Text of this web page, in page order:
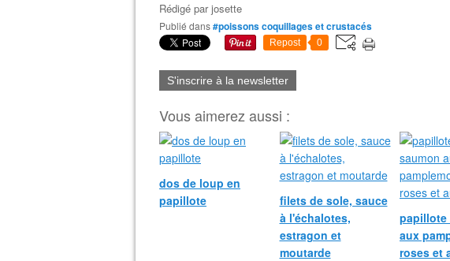
Rédigé parjosette
Publié dans#poissons coquillages et crustacés
Repost 0
S'inscrire à la newsletter
Vous aimerez aussi :
dos de loup en
papillote
filets de sole, sauce
à l'échalotes,
estragon et
moutarde
papillote
aux
roses et